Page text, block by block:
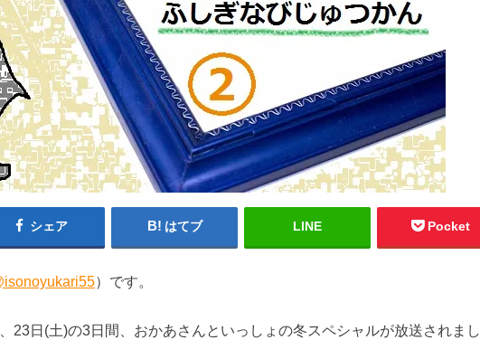
シェア はてブ LINE Pocket
）です。
23日(土)の3日間、おかあさんといっしょの冬スペシャルが放送されまし